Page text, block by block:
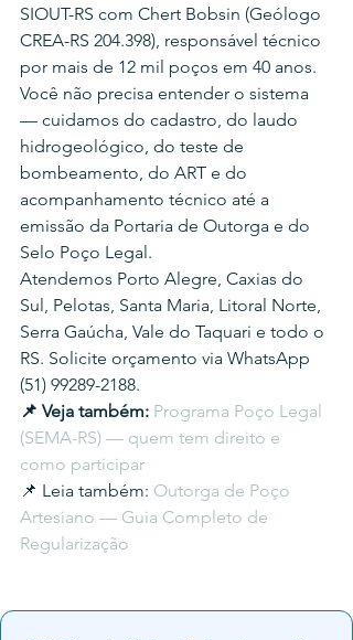
SIOUT-RS com Chert Bobsin (Geólogo
CREA-RS 204.398), responsável técnico
por mais de 12 mil poços em 40 anos.
Você não precisa entender o sistema
— cuidamos do cadastro, do laudo
hidrogeológico, do teste de
bombeamento, do ART e do
acompanhamento técnico até a
emissão da Portaria de Outorga e do
Selo Poço Legal.
Atendemos Porto Alegre, Caxias do
Sul, Pelotas, Santa Maria, Litoral Norte,
Serra Gaúcha, Vale do Taquari e todo o
RS. Solicite orçamento via WhatsApp
(51) 99289-2188.
📌 Veja também: Programa Poço Legal
(SEMA-RS) — quem tem direito e
como participar
📌 Leia também: Outorga de Poço
Artesiano — Guia Completo de
Regularização